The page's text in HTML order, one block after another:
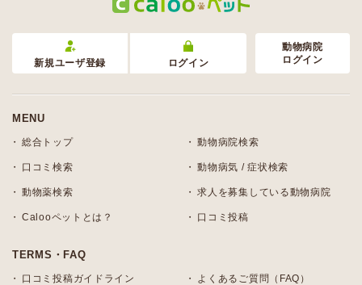
新規ユーザ登録 ログイン
動物病院
ログイン
MENU
総合トップ 動物病院検索
口コミ検索 動物病気 / 症状検索
動物薬検索 求人を募集している動物病院
Calooペットとは？ 口コミ投稿
TERMS・FAQ
口コミ投稿ガイドライン よくあるご質問（FAQ）